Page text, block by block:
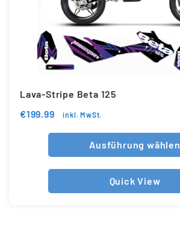
Lava-Stripe Beta 125
€199.99 inkl. MwSt.
Ausführung wählen
Quick View